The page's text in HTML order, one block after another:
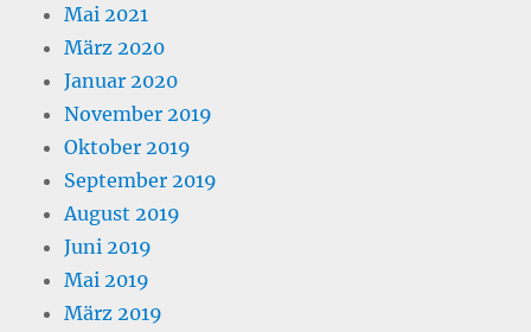
Mai 2021
März 2020
Januar 2020
November 2019
Oktober 2019
September 2019
August 2019
Juni 2019
Mai 2019
März 2019